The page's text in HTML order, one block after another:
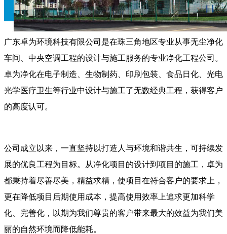
广东卓为环境科技有限公司是在珠三角地区专业从事无尘净化
车间、中央空调工程的设计与施工服务的专业净化工程公司。
卓为净化在电子制造、生物制药、印刷包装、食品日化、光电
光学医疗卫生等行业中设计与施工了无数经典工程，获得客户
的高度认可。
公司成立以来，一直坚持以打造人与环境和谐共生，可持续发
展的优良工程为目标。从净化项目的设计到项目的施工，卓为
都秉持着尽善尽美，精益求精，使项目在符合客户的要求上，
更在降低项目后期使用成本，提高使用效率上追求更加科学
化、完善化，以期为我们尊贵的客户带来最大的效益为我们美
丽的自然环境而降低能耗。